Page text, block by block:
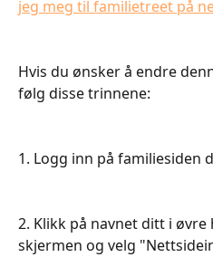
jeg meg til familietreet på
Hvis du ønsker å endre
følg disse trinnene:
1. Logg inn på familiesiden
2. Klikk på navnet ditt i
skjermen og velg